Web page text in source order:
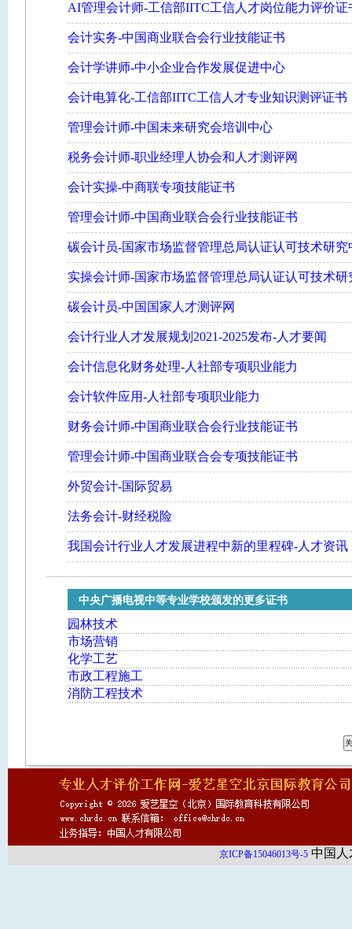
AI管理会计师-工信部IITC工信人才岗位能力评价证
会计实务-中国商业联合会行业技能证书
会计学讲师-中小企业合作发展促进中心
会计电算化-工信部IITC工信人才专业知识测评证书
管理会计师-中国未来研究会培训中心
税务会计师-职业经理人协会和人才测评网
会计实操-中商联专项技能证书
管理会计师-中国商业联合会行业技能证书
碳会计员-国家市场监督管理总局认证认可技术研究
实操会计师-国家市场监督管理总局认证认可技术研
碳会计员-中国国家人才测评网
会计行业人才发展规划2021-2025发布-人才要闻
会计信息化财务处理-人社部专项职业能力
会计软件应用-人社部专项职业能力
财务会计师-中国商业联合会行业技能证书
管理会计师-中国商业联合会专项技能证书
外贸会计-国际贸易
法务会计-财经税险
我国会计行业人才发展进程中新的里程碑-人才资讯
中央广播电视中等专业学校颁发的更多证书
园林技术
市场营销
化学工艺
市政工程施工
消防工程技术
京ICP备15046013号-5 中国人